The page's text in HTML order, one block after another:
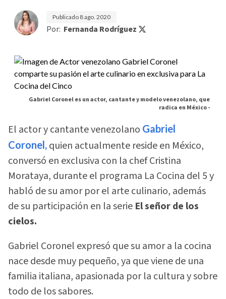
Publicado 8 ago. 2020
Por: Fernanda Rodríguez
Gabriel Coronel es un actor, cantante y modelo venezolano, que
radica en México -
El actor y cantante venezolano Gabriel
Coronel, quien actualmente reside en México,
conversó en exclusiva con la chef Cristina
Morataya, durante el programa La Cocina del 5 y
habló de su amor por el arte culinario, además
de su participación en la serie El señor de los
cielos.
Gabriel Coronel expresó que su amor a la cocina
nace desde muy pequeño, ya que viene de una
familia italiana, apasionada por la cultura y sobre
todo de los sabores.